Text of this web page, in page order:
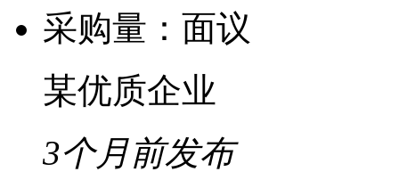
采购量： 面议
某优质企业
3个月前发布